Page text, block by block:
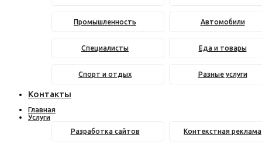
Промышленность Автомобили
Специалисты Еда и товары
Спорт и отдых Разные услуги
Контакты
Главная
Услуги
Разработка сайтов
Контекстная реклама